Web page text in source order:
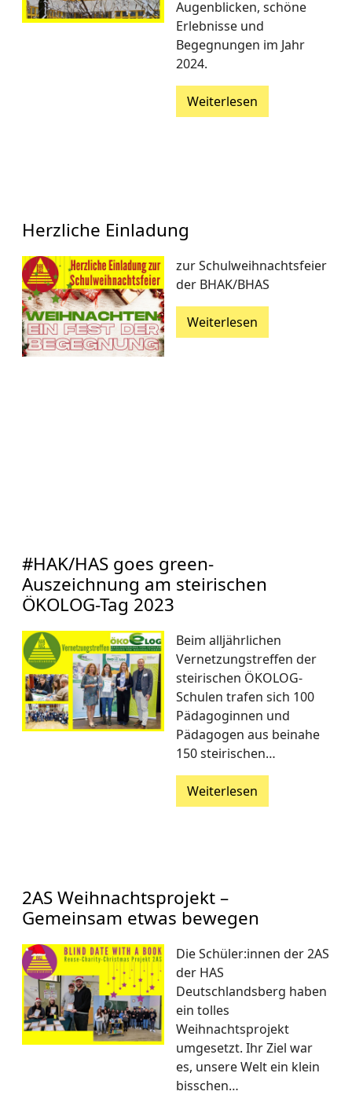
Augenblicken, schöne
Erlebnisse und
Begegnungen im Jahr
2024.
Weiterlesen
Herzliche Einladung
zur Schulweihnachtsfeier
der BHAK/BHAS
Weiterlesen
#HAK/HAS goes green-
Auszeichnung am steirischen
ÖKOLOG-Tag 2023
Beim alljährlichen
Vernetzungstreffen der
steirischen ÖKOLOG-
Schulen trafen sich 100
Pädagoginnen und
Pädagogen aus beinahe
150 steirischen…
Weiterlesen
2AS Weihnachtsprojekt –
Gemeinsam etwas bewegen
Die Schüler:innen der 2AS
der HAS
Deutschlandsberg haben
ein tolles
Weihnachtsprojekt
umgesetzt. Ihr Ziel war
es, unsere Welt ein klein
bisschen…